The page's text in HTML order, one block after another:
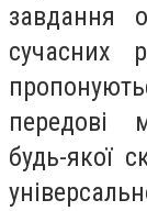
завдання
сучасних
передові
будь-якої